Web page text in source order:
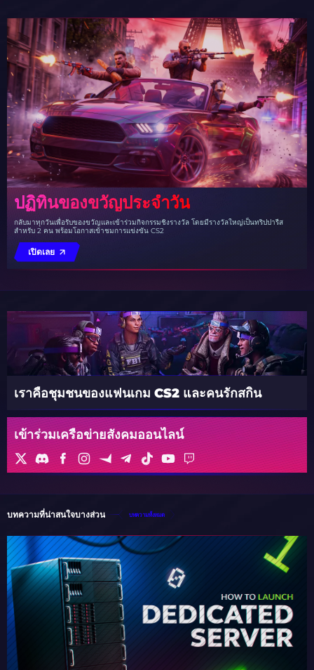
ปฏิทินของขวัญประจำวัน
กลับมาทุกวันเพื่อรับของขวัญและเข้าร่วมกิจกรรมชิงรางวัล โดยมีรางวัลใหญ่เป็นทริปปารีส
สำหรับ 2 คน พร้อมโอกาสเข้าชมการแข่งขัน CS2
เปิดเลย
เราคือชุมชนของแฟนเกม CS2 และคนรักสกิน
เข้าร่วมเครือข่ายสังคมออนไลน์
บทความที่น่าสนใจบางส่วน บทความทั้งหมด